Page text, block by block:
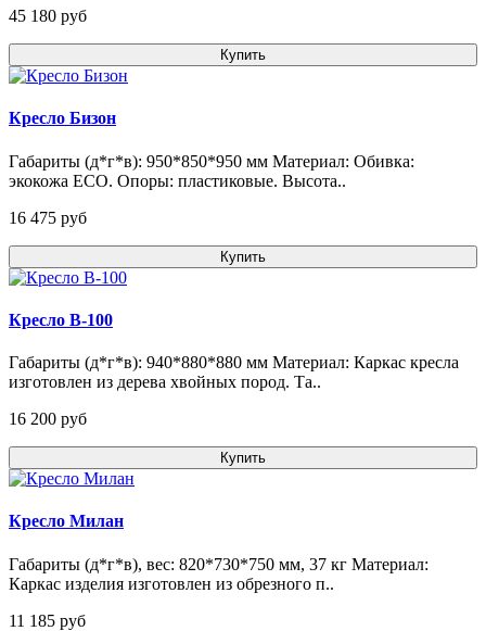
45 180 pуб
Купить
Кресло Бизон
Габариты (д*г*в): 950*850*950 мм Материал: Обивка:
экокожа ECO. Опоры: пластиковые. Высота..
16 475 pуб
Купить
Кресло В-100
Габариты (д*г*в): 940*880*880 мм Материал: Каркас кресла
изготовлен из дерева хвойных пород. Та..
16 200 pуб
Купить
Кресло Милан
Габариты (д*г*в), вес: 820*730*750 мм, 37 кг Материал:
Каркас изделия изготовлен из обрезного п..
11 185 pуб